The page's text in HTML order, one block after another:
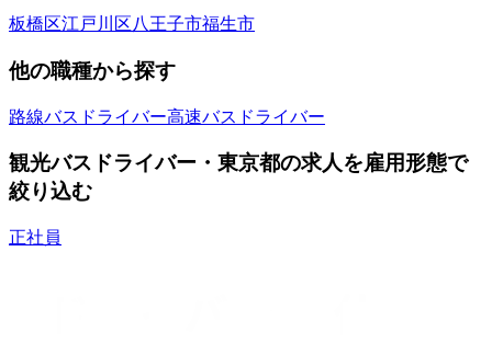
板橋区江戸川区八王子市福生市
他の職種から探す
路線バスドライバー高速バスドライバー
観光バスドライバー・東京都の求人を雇用形態で
絞り込む
正社員